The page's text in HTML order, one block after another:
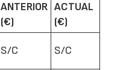
ANTERIOR
(€)
ACTUAL
(€)
S/C S/C